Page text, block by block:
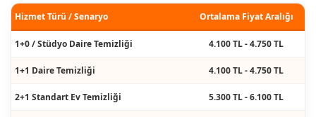
Hizmet Türü / Senaryo Ortalama Fiyat Aralığı
1+0 / Stüdyo Daire Temizliği 4.100 TL - 4.750 TL
1+1 Daire Temizliği 4.100 TL - 4.750 TL
2+1 Standart Ev Temizliği 5.300 TL - 6.100 TL